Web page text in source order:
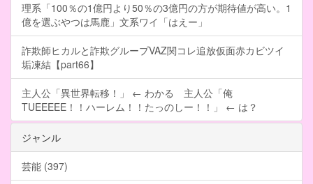
理系「100％の1億円より50％の3億円の方が期待値が高い。1
億を選ぶやつは馬鹿」文系ワイ「はえー」
詐欺師ヒカルと詐欺グループVAZ関コレ追放仮面赤カビツイ
垢凍結【part66】
主人公「異世界転移！」 ← わかる 主人公「俺
TUEEEEE！！ハーレム！！たっのしー！！」 ← は？
ジャンル
芸能 (397)